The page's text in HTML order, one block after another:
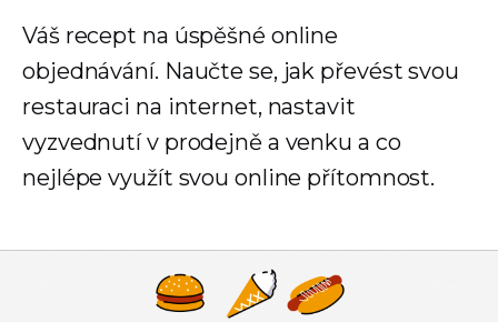
Váš recept na úspěšné online
objednávání. Naučte se, jak převést svou
restauraci na internet, nastavit
vyzvednutí v prodejně a venku a co
nejlépe využít svou online přítomnost.